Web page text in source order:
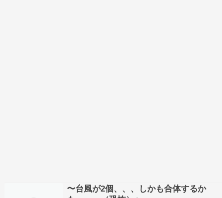
〜台風が2個、、、しかも合体するか